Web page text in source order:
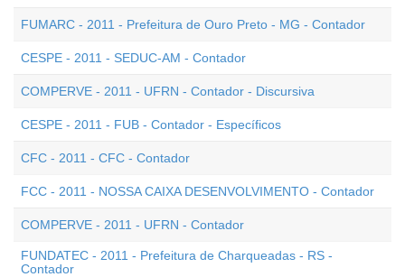
FUMARC - 2011 - Prefeitura de Ouro Preto - MG - Contador
CESPE - 2011 - SEDUC-AM - Contador
COMPERVE - 2011 - UFRN - Contador - Discursiva
CESPE - 2011 - FUB - Contador - Específicos
CFC - 2011 - CFC - Contador
FCC - 2011 - NOSSA CAIXA DESENVOLVIMENTO - Contador
COMPERVE - 2011 - UFRN - Contador
FUNDATEC - 2011 - Prefeitura de Charqueadas - RS -
Contador